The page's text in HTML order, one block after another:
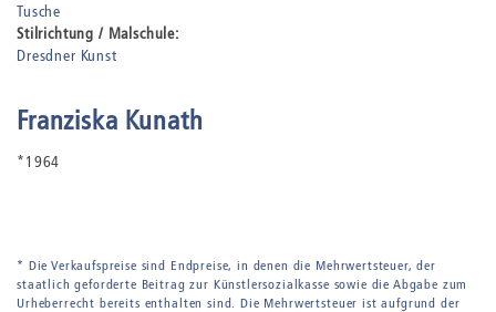
Tusche
Stilrichtung / Malschule:
Dresdner Kunst
Franziska Kunath
*1964
* Die Verkaufspreise sind Endpreise, in denen die Mehrwertsteuer, der
staatlich geforderte Beitrag zur Künstlersozialkasse sowie die Abgabe zum
Urheberrecht bereits enthalten sind. Die Mehrwertsteuer ist aufgrund der